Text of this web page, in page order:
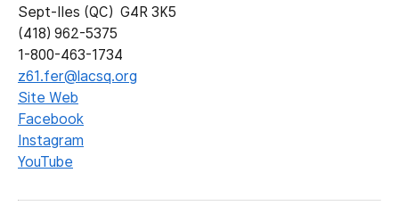
Sept-Iles (QC) G4R 3K5
(418) 962-5375
1-800-463-1734
z61.fer@lacsq.org
Site Web
Facebook
Instagram
YouTube